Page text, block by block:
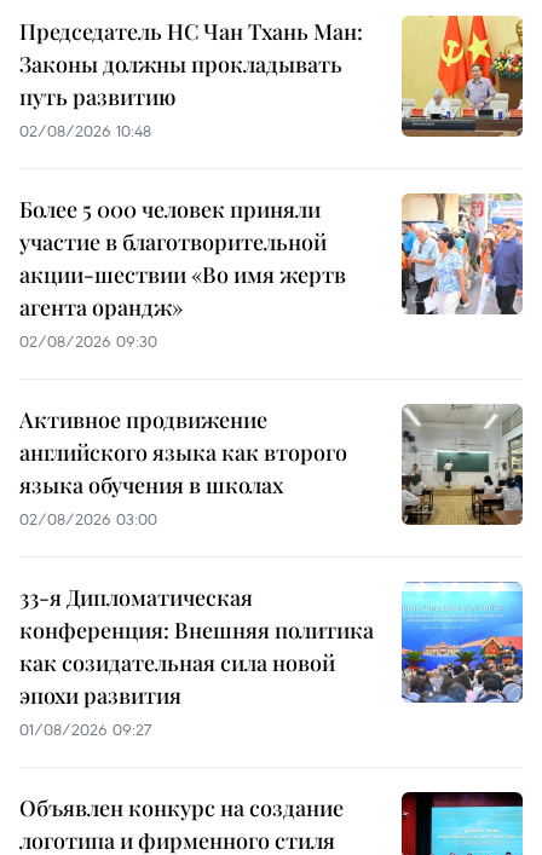
Председатель НС Чан Тхань Ман:
Законы должны прокладывать
путь развитию
02/08/2026 10:48
Более 5 000 человек приняли
участие в благотворительной
акции-шествии «Во имя жертв
агента орандж»
02/08/2026 09:30
Активное продвижение
английского языка как второго
языка обучения в школах
02/08/2026 03:00
33-я Дипломатическая
конференция: Внешняя политика
как созидательная сила новой
эпохи развития
01/08/2026 09:27
Объявлен конкурс на создание
логотипа и фирменного стиля